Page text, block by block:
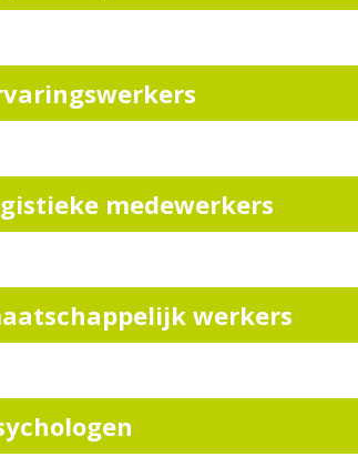
medewerkers
werkers